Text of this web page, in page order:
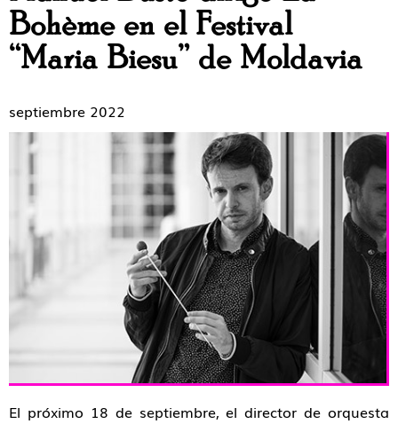
Bohème en el Festival
“Maria Biesu” de Moldavia
septiembre 2022
El próximo 18 de septiembre, el director de orquesta